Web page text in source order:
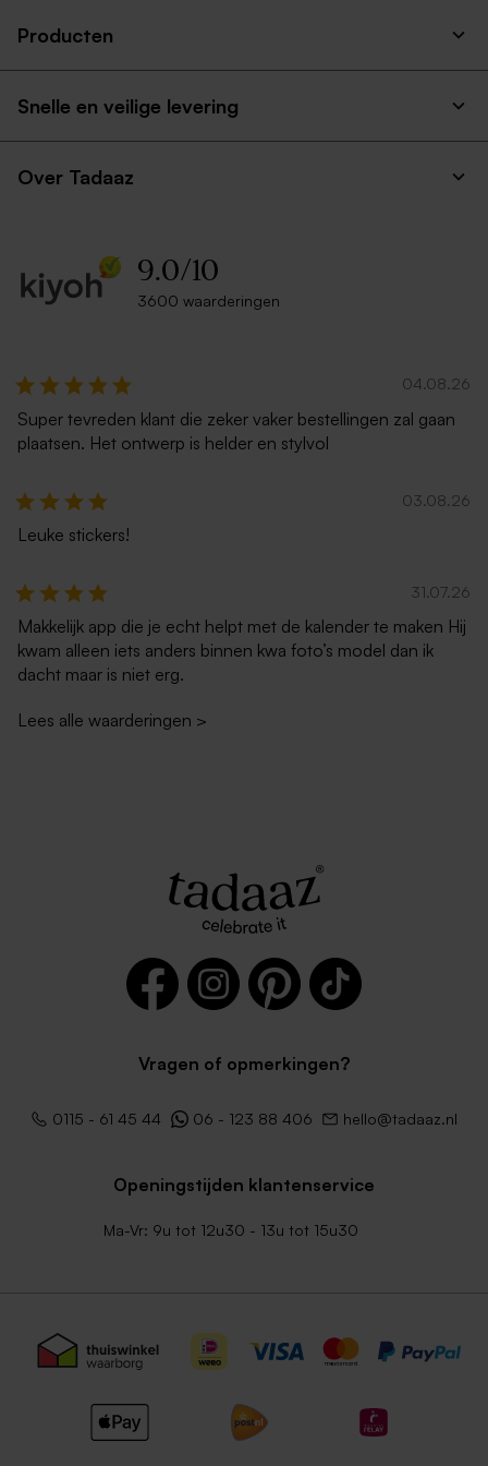
vierkant met ronde hoeken
foto's in kalkomslag
Snoep hartjes roze 700gr (±
500 stuks)
Gepersonaliseerd potlood
met gom
Rechthoekig label hout met
Mini zeeppompje met
handlotion
Producten
Snelle en veilige levering
Over Tadaaz
9.0/10
3600 waarderingen
04.08.26
Super tevreden klant die zeker vaker bestellingen zal gaan
plaatsen. Het ontwerp is helder en stylvol
03.08.26
Leuke stickers!
31.07.26
Makkelijk app die je echt helpt met de kalender te maken Hij
kwam alleen iets anders binnen kwa foto’s model dan ik
dacht maar is niet erg.
Lees alle waarderingen >
Vragen of opmerkingen?
0115 - 61 45 44 06 - 123 88 406 hello@tadaaz.nl
Openingstijden klantenservice
Ma-Vr: 9u tot 12u30 - 13u tot 15u30